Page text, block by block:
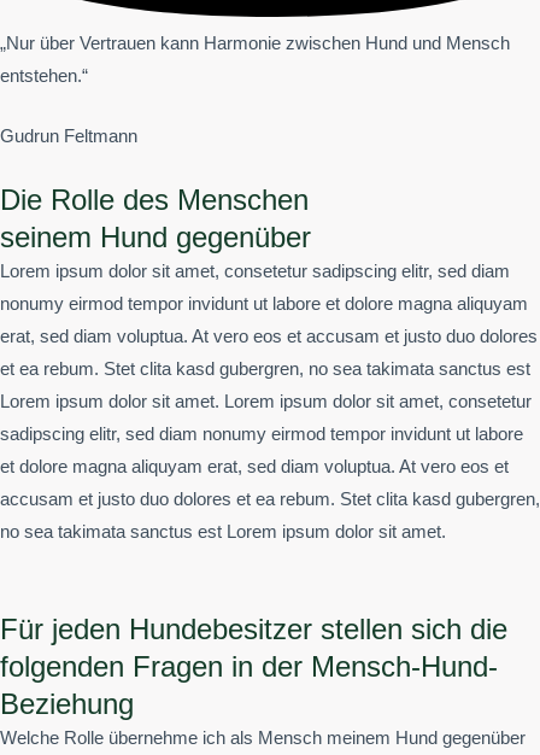
„Nur über Vertrauen kann Harmonie zwischen Hund und Mensch
entstehen.“
Gudrun Feltmann
Die Rolle des Menschen
seinem Hund gegenüber
Lorem ipsum dolor sit amet, consetetur sadipscing elitr, sed diam
nonumy eirmod tempor invidunt ut labore et dolore magna aliquyam
erat, sed diam voluptua. At vero eos et accusam et justo duo dolores
et ea rebum. Stet clita kasd gubergren, no sea takimata sanctus est
Lorem ipsum dolor sit amet. Lorem ipsum dolor sit amet, consetetur
sadipscing elitr, sed diam nonumy eirmod tempor invidunt ut labore
et dolore magna aliquyam erat, sed diam voluptua. At vero eos et
accusam et justo duo dolores et ea rebum. Stet clita kasd gubergren,
no sea takimata sanctus est Lorem ipsum dolor sit amet.
Für jeden Hundebesitzer stellen sich die
folgenden Fragen in der Mensch-Hund-
Beziehung
Welche Rolle übernehme ich als Mensch meinem Hund gegenüber